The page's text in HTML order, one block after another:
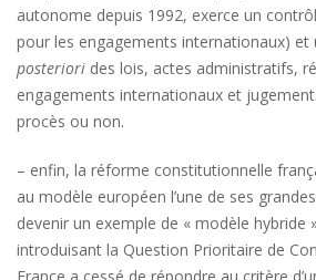
autonome depuis 1992, exerce un
pour les engagements internationaux) et
posteriori des lois, actes administratifs,
engagements internationaux et
procès ou non.
– enfin, la réforme constitutionnelle
au modèle européen l’une de ses
devenir un exemple de « modèle hybride
introduisant la Question Prioritaire de